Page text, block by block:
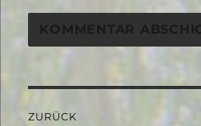
ZURÜCK